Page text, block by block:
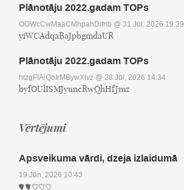
Plānotāju 2022.gadam TOPs
OOWcCwMaaCMhpahDifnb @ 31.Jūl, 2026 19:39
yiWCAdqaBaJpbgmdaUR
Plānotāju 2022.gadam TOPs
htzgFIAiQoIrMBywXlvz @ 28.Jūl, 2026 14:34
byfOUlISMJyuncRwQhHfJmz
Vērtējumi
Apsveikuma vārdi, dzeja izlaidumā
19.Jūn, 2026 10:43